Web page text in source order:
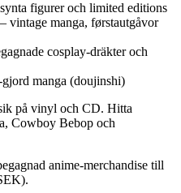
figurer och limited editions
vintage manga, førstautgåvor
cosplay-dräkter och
manga (doujinshi)
på vinyl och CD. Hitta
Cowboy Bebop och
anime-merchandise till